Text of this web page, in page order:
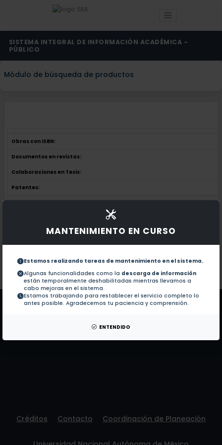
MANTENIMIENTO EN CURSO
Estamos realizando tareas de mantenimiento en el sistema.
Algunas funcionalidades como la descarga de información
están temporalmente deshabilitadas mientras llevamos a
cabo mejoras en el sistema.
Estamos trabajando para restablecer el servicio completo lo
antes posible. Agradecemos tu paciencia y comprensión.
ENTENDIDO
SISTEMA INTEGRAL DE INFORMACIÓN ACADÉMICA -
PÚBLICO
Módulo de búsqueda de productos
Obras con ISBN:
Documentos en revistas:
Colaboraciones en Tesis:
Patentes:
No hay obras de este autor.
Documentos en revistas:
No hay revistas de este autor.
Patentes: No hay patentes de este autor.
Créditos Contacto Coordinación de Planeación